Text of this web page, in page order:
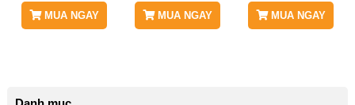
MUA NGAY MUA NGAY
TRỢ VÀ DUY TRÌ
GIẤC NGỦ JD204
MUA NGAY